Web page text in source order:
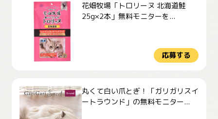
花畑牧場「トロリーヌ 北海道鮭
25g×2本」無料モニターを...
応募する
丸くて白い爪とぎ！「ガリガリスイ
ートラウンド」の無料モニター...